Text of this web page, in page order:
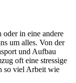
in eine andere
um alles. Von der
und Aufbau
oft eine stressige
so viel Arbeit wie